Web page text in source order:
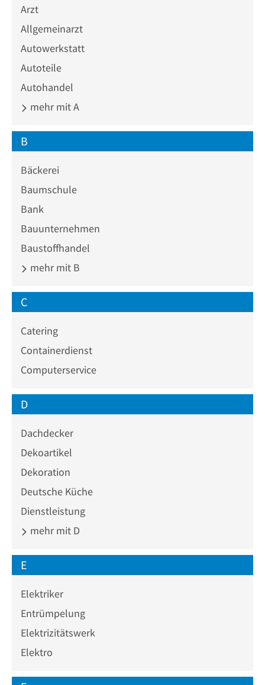
Arzt
Allgemeinarzt
Autowerkstatt
Autoteile
Autohandel
mehr mit A
B
Bäckerei
Baumschule
Bank
Bauunternehmen
Baustoffhandel
mehr mit B
C
Catering
Containerdienst
Computerservice
D
Dachdecker
Dekoartikel
Dekoration
Deutsche Küche
Dienstleistung
mehr mit D
E
Elektriker
Entrümpelung
Elektrizitätswerk
Elektro